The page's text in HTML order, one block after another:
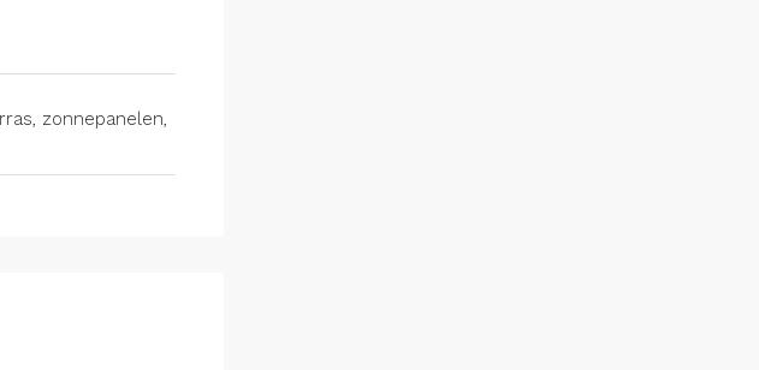
zonnepanelen,